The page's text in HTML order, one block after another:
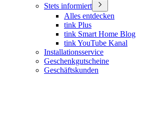
Stets informiert
Alles entdecken
tink Plus
tink Smart Home Blog
tink YouTube Kanal
Installationsservice
Geschenkgutscheine
Geschäftskunden